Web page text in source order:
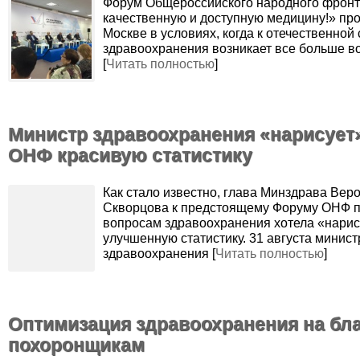
качественную и доступную медицину!»
Москве в условиях, когда к отечественной
здравоохранения возникает все больше
[Читать полностью]
Министр здравоохранения
ОНФ красивую статистику
Как стало известно, глава Минздрава
Скворцова к предстоящему Форуму ОНФ
вопросам здравоохранения хотела
улучшенную статистику. 31 августа
здравоохранения [Читать полностью]
Оптимизация здравоохранения на
похоронщикам